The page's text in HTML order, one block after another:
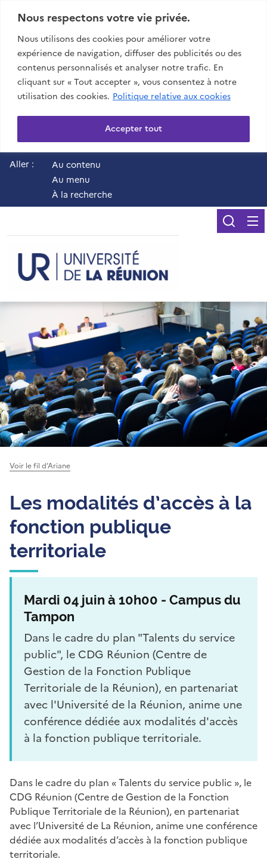
Nous respectons votre vie privée.
Nous utilisons des cookies pour améliorer votre
expérience de navigation, diffuser des publicités ou des
contenus personnalisés et analyser notre trafic. En
cliquant sur « Tout accepter », vous consentez à notre
utilisation des cookies. Politique relative aux cookies
Accepter tout
Aller :
Au contenu
Au menu
À la recherche
Voir le fil d’Ariane
Les modalités d’accès à la
fonction publique
territoriale
Mardi 04 juin à 10h00 - Campus du
Tampon
Dans le cadre du plan "Talents du service
public", le CDG Réunion (Centre de
Gestion de la Fonction Publique
Territoriale de la Réunion), en partenariat
avec l'Université de la Réunion, anime une
conférence dédiée aux modalités d'accès
à la fonction publique territoriale.
Dans le cadre du plan « Talents du service public », le
CDG Réunion (Centre de Gestion de la Fonction
Publique Territoriale de la Réunion), en partenariat
avec l’Université de La Réunion, anime une conférence
dédiée aux modalités d’accès à la fonction publique
territoriale.